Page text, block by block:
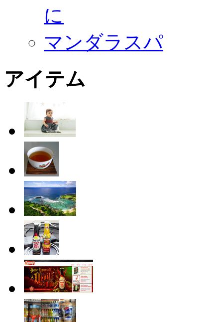
に
マンダラスパ
アイテム